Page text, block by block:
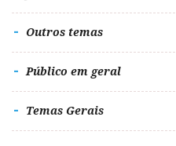
Outros temas
Público em geral
Temas Gerais